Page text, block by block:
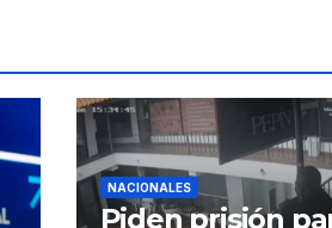
NACIONALES
Piden prisión